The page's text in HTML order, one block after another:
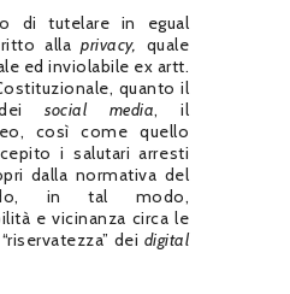
di tutelare in egual
allaprivacy, quale
ed inviolabile ex artt.
quanto il
social media, il
così come quello
i salutari arresti
dalla normativa del
in tal modo,
e vicinanza circa le
dei digital